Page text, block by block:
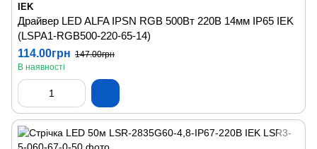
IEK
Драйвер LED ALFA IPSN RGB 500Вт 220В 14мм IP65 IEK
(LSPA1-RGB500-220-65-14)
114.00грн 147.00грн
В наявності